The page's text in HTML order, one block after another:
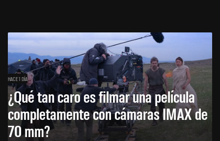
HACE 1 DÍA
¿Qué tan caro es filmar una película
completamente con cámaras IMAX de
70 mm?